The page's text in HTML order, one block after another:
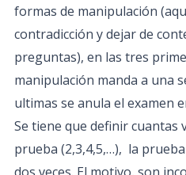
formas de manipulación
contradicción y dejar de
preguntas), en las tres
manipulación manda a una
ultimas se anula el examen
Se tiene que definir cuantas
prueba (2,3,4,5,…), la